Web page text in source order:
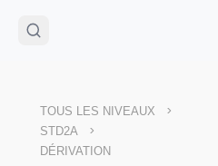
🌴Cahier de vacances offert
Télécharge ton PDF
TOUS LES NIVEAUX >
STD2A >
DÉRIVATION